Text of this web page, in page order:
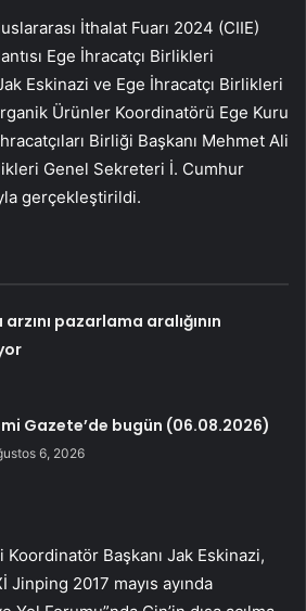
İthalat Fuarı 2024 (CIIE)
Ege İhracatçı Birlikleri
Eskinazi ve Ege İhracatçı Birlikleri
Ürünler Koordinatörü Ege Kuru
Birliği Başkanı Mehmet Ali
Genel Sekreteri İ. Cumhur
gerçekleştirildi.
pazarlama aralığının
Gazete’de bugün (06.08.2026)
6, 2026
Koordinatör Başkanı Jak Eskinazi,
Jinping 2017 mayıs ayında